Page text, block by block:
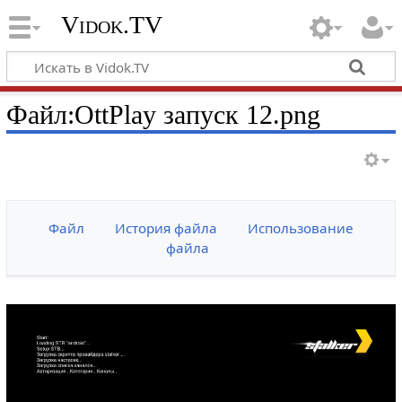
Vidok.TV
Файл:OttPlay запуск 12.png
Файл История файла
Использование
файла